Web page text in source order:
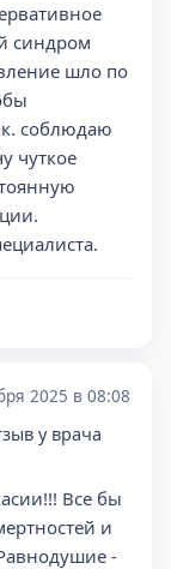
синдром
шло по
к. соблюдаю
чуткое
2025 в 08:08
у врача
Все бы
и
-